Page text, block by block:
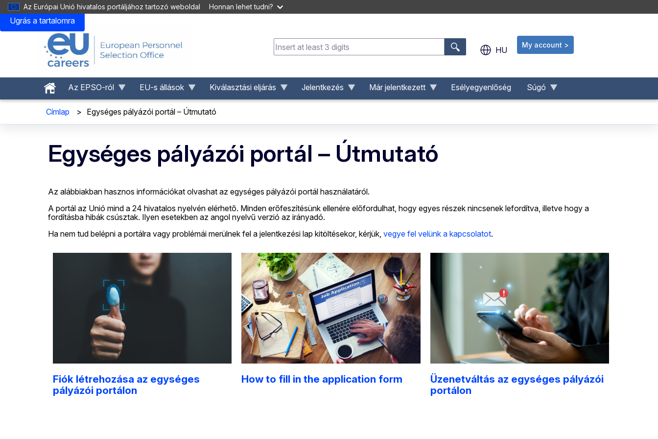
Ugrás a tartalomra
Az Európai Unió hivatalos portáljához tartozó weboldal Honnan lehet tudni?
. HU
My account >
Az EPSO-ról EU-s állások Kiválasztási eljárás Jelentkezés Már jelentkezett Esélyegyenlőség Súgó
Címlap > Egységes pályázói portál – Útmutató
Egységes pályázói portál – Útmutató
Az alábbiakban hasznos információkat olvashat az egységes pályázói portál használatáról.
A portál az Unió mind a 24 hivatalos nyelvén elérhető. Minden erőfeszítésünk ellenére előfordulhat, hogy egyes részek nincsenek lefordítva, illetve hogy a
fordításba hibák csúsztak. Ilyen esetekben az angol nyelvű verzió az irányadó.
Ha nem tud belépni a portálra vagy problémái merülnek fel a jelentkezési lap kitöltésekor, kérjük, vegye fel velünk a kapcsolatot.
Fiók létrehozása az egységes
pályázói portálon
How to fill in the application form
Üzenetváltás az egységes pályázói
portálon